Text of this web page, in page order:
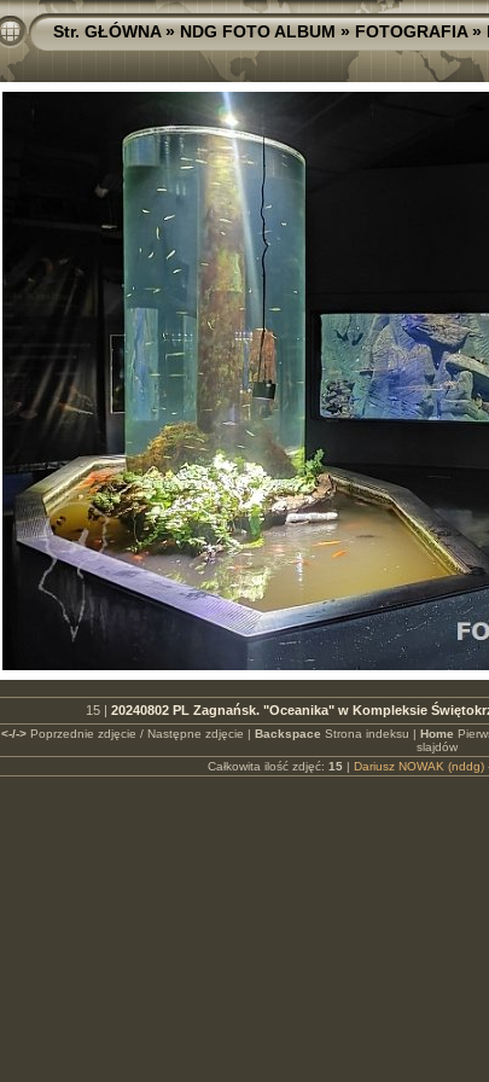
Str. GŁÓWNA»NDG FOTO ALBUM»FOTOGRAFIA»
15 | 20240802 PL Zagnańsk. "Oceanika" w Kompleksie
<-/->Poprzednie zdjęcie / Następne zdjęcie | Backspace Strona indeksu | Home
slajdów
Całkowita ilość zdjęć: 15| Dariusz NOWAK (nddg)